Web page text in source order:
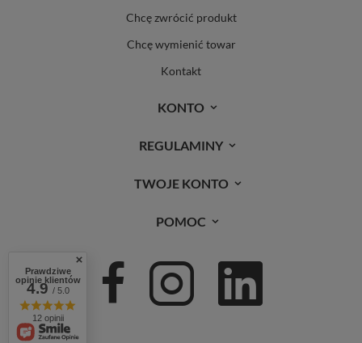
Chcę zwrócić produkt
Chcę wymienić towar
Kontakt
KONTO
REGULAMINY
TWOJE KONTO
POMOC
Prawdziwe
opinie klientów
4.9/ 5.0
12 opinii